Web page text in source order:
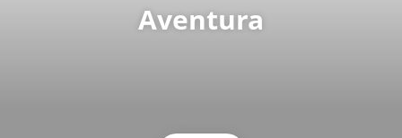
Aventura